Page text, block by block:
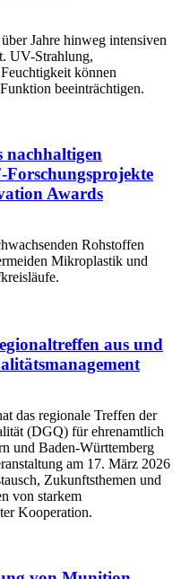
Jahre hinweg intensiven
UV-Strahlung,
können
beeinträchtigen.
nachhaltigen
Awards
Rohstoffen
Mikroplastik und
aus und
das regionale Treffen der
(DGQ) für ehrenamtlich
und Baden-Württemberg
am 17. März 2026
Zukunftsthemen und
von starkem
Kooperation.